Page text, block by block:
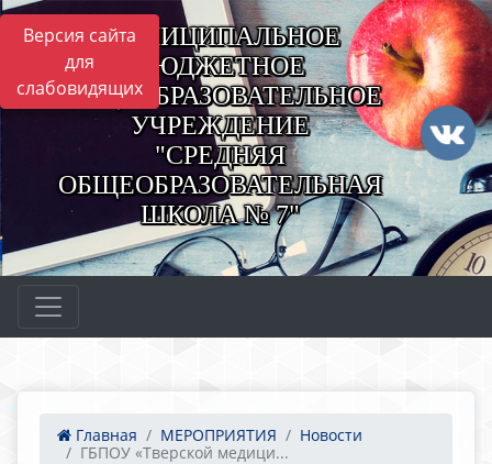
Версия сайта
для
слабовидящих
МУНИЦИПАЛЬНОЕ
БЮДЖЕТНОЕ
ОБЩЕОБРАЗОВАТЕЛЬНОЕ
УЧРЕЖДЕНИЕ
"СРЕДНЯЯ
ОБЩЕОБРАЗОВАТЕЛЬНАЯ
ШКОЛА № 7"
Главная МЕРОПРИЯТИЯ
Новости
ГБПОУ «Тверской медици...